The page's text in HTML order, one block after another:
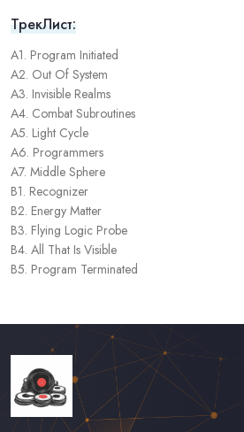
ТрекЛист:
A1. Program Initiated
A2. Out Of System
A3. Invisible Realms
A4. Combat Subroutines
A5. Light Cycle
A6. Programmers
A7. Middle Sphere
B1. Recognizer
B2. Energy Matter
B3. Flying Logic Probe
B4. All That Is Visible
B5. Program Terminated